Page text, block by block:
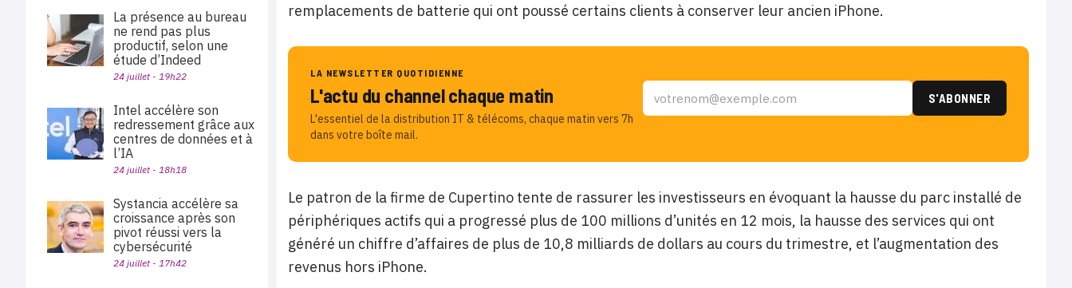
remplacements de batterie qui ont poussé certains clients à conserver leur ancien iPhone.
LA NEWSLETTER QUOTIDIENNE
L'actu du channel chaque matin
L'essentiel de la distribution IT & télécoms, chaque matin vers 7h
dans votre boîte mail.
Le patron de la firme de Cupertino tente de rassurer les investisseurs en évoquant la hausse du parc installé de
périphériques actifs qui a progressé plus de 100 millions d’unités en 12 mois, la hausse des services qui ont
généré un chiffre d’affaires de plus de 10,8 milliards de dollars au cours du trimestre, et l’augmentation des
revenus hors iPhone.
La présence au bureau
ne rend pas plus
productif, selon une
étude d’Indeed
24 juillet - 19h22
Intel accélère son
redressement grâce aux
centres de données et à
l’IA
24 juillet - 18h18
Systancia accélère sa
croissance après son
pivot réussi vers la
cybersécurité
24 juillet - 17h42